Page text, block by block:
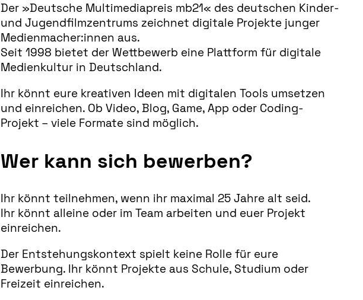
Der »Deutsche Multimediapreis mb21« des deutschen Kinder-
und Jugendfilmzentrums zeichnet digitale Projekte junger
Medienmacher:innen aus.
Seit 1998 bietet der Wettbewerb eine Plattform für digitale
Medienkultur in Deutschland.
Ihr könnt eure kreativen Ideen mit digitalen Tools umsetzen
und einreichen. Ob Video, Blog, Game, App oder Coding-
Projekt – viele Formate sind möglich.
Wer kann sich bewerben?
Ihr könnt teilnehmen, wenn ihr maximal 25 Jahre alt seid.
Ihr könnt alleine oder im Team arbeiten und euer Projekt
einreichen.
Der Entstehungskontext spielt keine Rolle für eure
Bewerbung. Ihr könnt Projekte aus Schule, Studium oder
Freizeit einreichen.